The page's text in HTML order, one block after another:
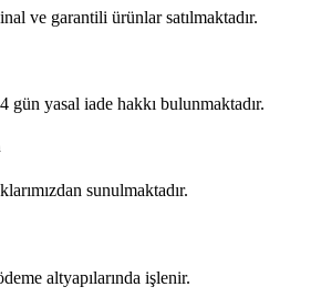
ve garantili ürünlar satılmaktadır.
gün yasal iade hakkı bulunmaktadır.
sunulmaktadır.
altyapılarında işlenir.